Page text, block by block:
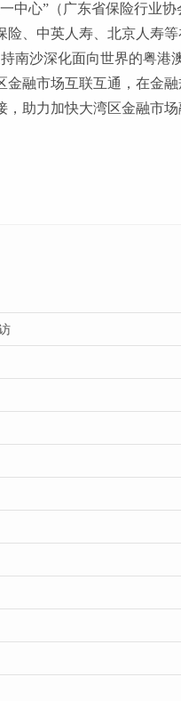
中心”（广东省保险行业
、中英人寿、北京人寿
南沙深化面向世界的粤港
融市场互联互通，在金
助力加快大湾区金融市场